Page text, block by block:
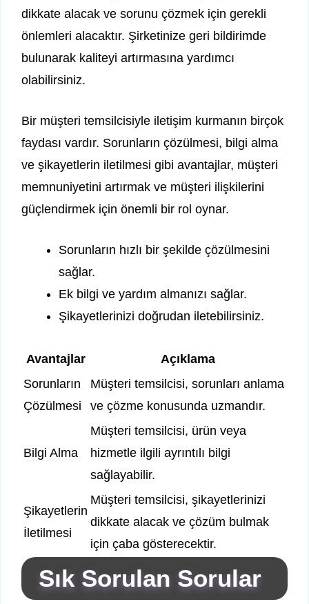
dikkate alacak ve sorunu çözmek için gerekli
önlemleri alacaktır. Şirketinize geri bildirimde
bulunarak kaliteyi artırmasına yardımcı
olabilirsiniz.
Bir müşteri temsilcisiyle iletişim kurmanın birçok
faydası vardır. Sorunların çözülmesi, bilgi alma
ve şikayetlerin iletilmesi gibi avantajlar, müşteri
memnuniyetini artırmak ve müşteri ilişkilerini
güçlendirmek için önemli bir rol oynar.
Sorunların hızlı bir şekilde çözülmesini
sağlar.
Ek bilgi ve yardım almanızı sağlar.
Şikayetlerinizi doğrudan iletebilirsiniz.
Avantajlar
Açıklama
Sorunların
Çözülmesi
Müşteri temsilcisi, sorunları anlama
ve çözme konusunda uzmandır.
Bilgi Alma
Müşteri temsilcisi, ürün veya
hizmetle ilgili ayrıntılı bilgi
sağlayabilir.
Şikayetlerin
İletilmesi
Müşteri temsilcisi, şikayetlerinizi
dikkate alacak ve çözüm bulmak
için çaba gösterecektir.
Sık Sorulan Sorular